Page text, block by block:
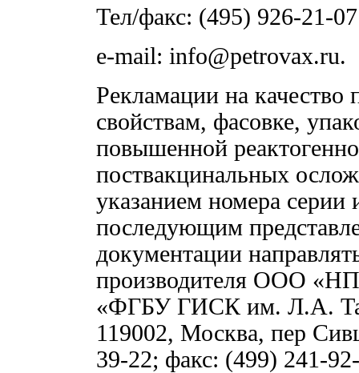
Тел/факс: (495) 926-21-
e-mail: info@petrovax.ru.
Рекламации на качество
свойствам, фасовке,
повышенной
поствакцинальных
указанием номера серии
последующим
документации
производителя ООО
«ФГБУ ГИСК им. Л.А.
119002, Москва, пер
39-22; факс: (499) 241-